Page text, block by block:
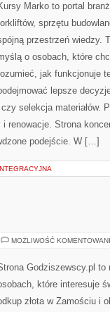
Marko to portal
sprzętu
przestrzeń wiedzy.
o osobach, które
jak funkcjonuje
lepsze
selekcja materiałów.
renowacje. Strona
podejście. W […]
MOŻLIWOŚĆ
Godziszewscy.pl
które interesuje
złota w Zamościu i